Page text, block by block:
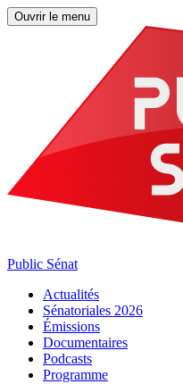
Ouvrir le menu
Public Sénat
Actualités
Sénatoriales 2026
Émissions
Documentaires
Podcasts
Programme